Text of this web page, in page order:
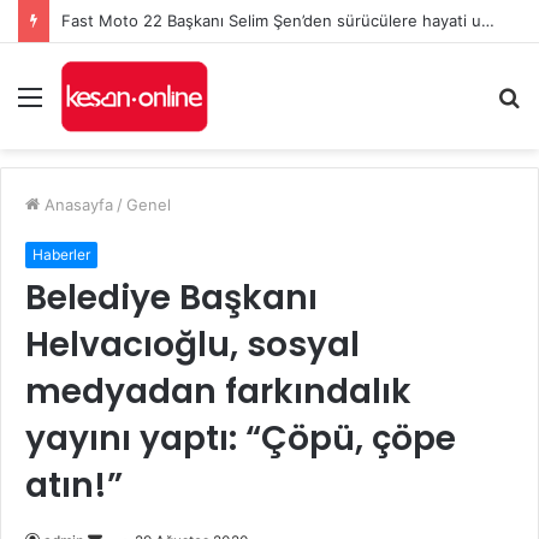
Fast Moto 22 Başkanı Selim Şen’den sürücülere hayati uyarılar: Kurallar, karşılıklı saygı ve kaska dikkat!
Menü
...
Anasayfa / Genel
Haberler
Belediye Başkanı
Helvacıoğlu, sosyal
medyadan farkındalık
yayını yaptı: “Çöpü, çöpe
atın!”